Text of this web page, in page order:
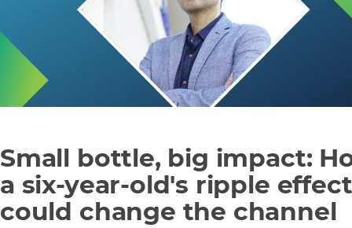
Small bottle, big impact:
a six-year-old's ripple effect
could change the channel